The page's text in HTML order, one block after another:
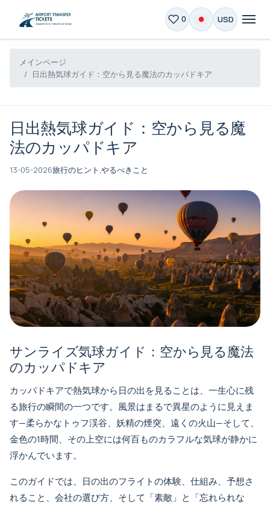
0 USD
メインページ
日出熱気球ガイド：空から見る魔法のカッパドキア
日出熱気球ガイド：空から見る魔
法のカッパドキア
13-05-2026旅行のヒント,やるべきこと
サンライズ気球ガイド：空から見る魔法
のカッパドキア
カッパドキアで熱気球から日の出を見ることは、一生心に残
る旅行の瞬間の一つです。風景はまるで異星のように見えま
す—柔らかなトゥフ渓谷、妖精の煙突、遠くの火山—そして、
金色の1時間、その上空には何百ものカラフルな気球が静かに
浮かんでいます。
このガイドでは、日の出のフライトの体験、仕組み、予想さ
れること、会社の選び方、そして「素敵」と「忘れられな